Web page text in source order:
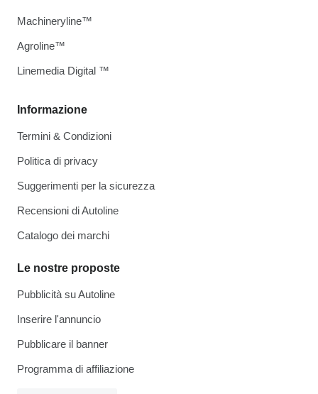
Informazione
Termini & Condizioni
Politica di privacy
Suggerimenti per la sicurezza
Recensioni di Autoline
Catalogo dei marchi
Le nostre proposte
Pubblicità su Autoline
Inserire l'annuncio
Pubblicare il banner
Programma di affiliazione
Machineryline™
Agroline™
Linemedia Digital ™